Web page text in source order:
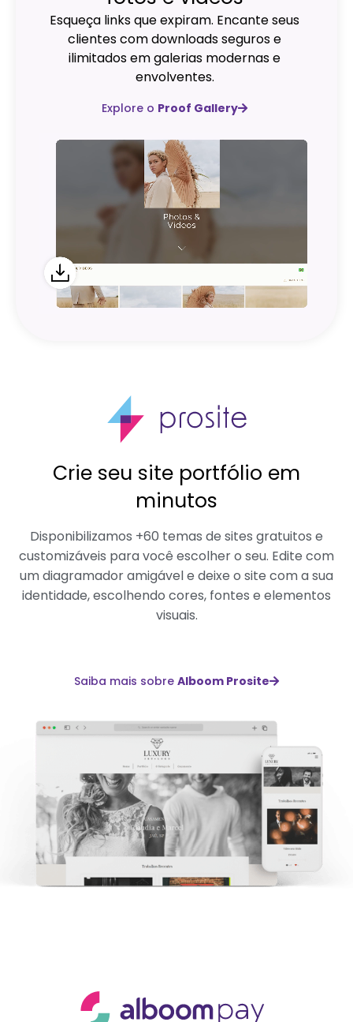
Esqueça links que expiram. Encante seus
clientes com downloads seguros e
ilimitados em galerias modernas e
envolventes.
Explore o Proof Gallery
Crie seu site portfólio em
minutos
Disponibilizamos +60 temas de sites gratuitos e
customizáveis para você escolher o seu. Edite com
um diagramador amigável e deixe o site com a sua
identidade, escolhendo cores, fontes e elementos
visuais.
Saiba mais sobre Alboom Prosite